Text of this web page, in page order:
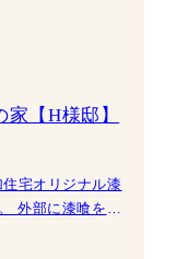
【H様邸】
宅オリジナル漆
使